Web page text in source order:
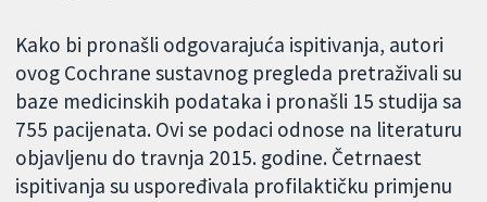
Kako bi pronašli odgovarajuća ispitivanja, autori
ovog Cochrane sustavnog pregleda pretraživali su
baze medicinskih podataka i pronašli 15 studija sa
755 pacijenata. Ovi se podaci odnose na literaturu
objavljenu do travnja 2015. godine. Četrnaest
ispitivanja su uspoređivala profilaktičku primjenu